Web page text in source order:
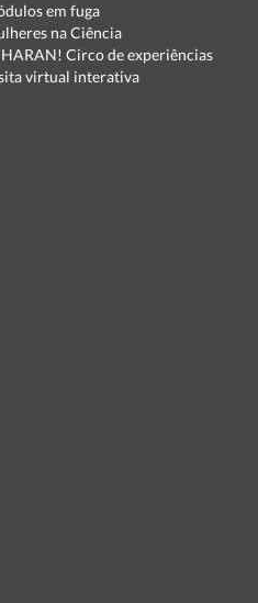
em fuga
na Ciência
Circo de experiências
virtual interativa